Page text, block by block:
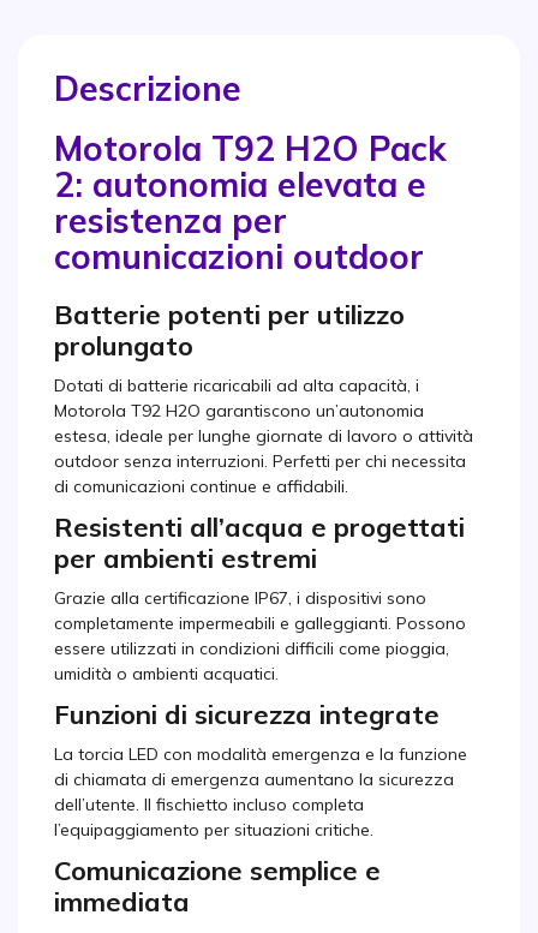
Descrizione
Motorola T92 H2O Pack
2: autonomia elevata e
resistenza per
comunicazioni outdoor
Batterie potenti per utilizzo
prolungato
Dotati di batterie ricaricabili ad alta capacità, i
Motorola T92 H2O garantiscono un’autonomia
estesa, ideale per lunghe giornate di lavoro o attività
outdoor senza interruzioni. Perfetti per chi necessita
di comunicazioni continue e affidabili.
Resistenti all’acqua e progettati
per ambienti estremi
Grazie alla certificazione IP67, i dispositivi sono
completamente impermeabili e galleggianti. Possono
essere utilizzati in condizioni difficili come pioggia,
umidità o ambienti acquatici.
Funzioni di sicurezza integrate
La torcia LED con modalità emergenza e la funzione
di chiamata di emergenza aumentano la sicurezza
dell’utente. Il fischietto incluso completa
l’equipaggiamento per situazioni critiche.
Comunicazione semplice e
immediata